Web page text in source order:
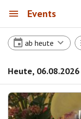
Events
ab heute
Heute, 06.08.2026